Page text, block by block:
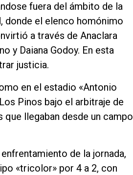
fuera del ámbito de la
donde el elenco homónimo
a través de Anaclara
y Daiana Godoy. En esta
justicia.
en el estadio «Antonio
Pinos bajo el arbitraje de
llegaban desde un campo
de la jornada,
«tricolor» por 4 a 2, con